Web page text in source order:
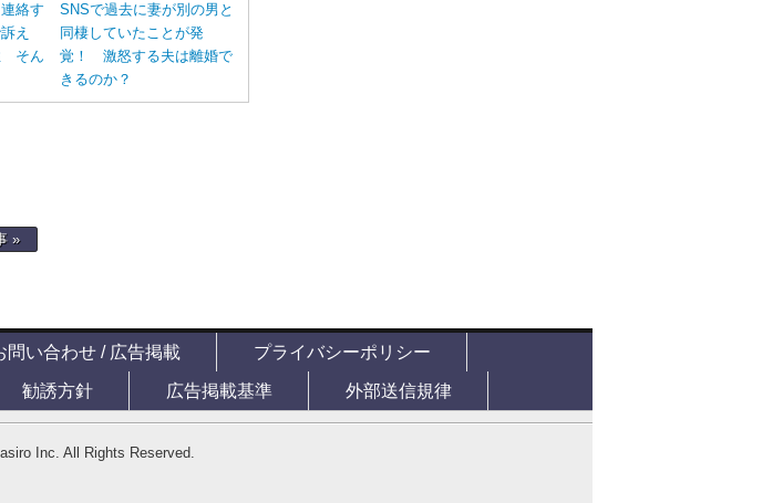
絡す
え
そん
SNSで過去に妻が別の男と
同棲していたことが発
覚！ 激怒する夫は離婚で
きるのか？
»
問い合わせ / 広告掲載
プライバシーポリシー
勧誘方針 広告掲載基準 外部送信規律
Inc. All Rights Reserved.